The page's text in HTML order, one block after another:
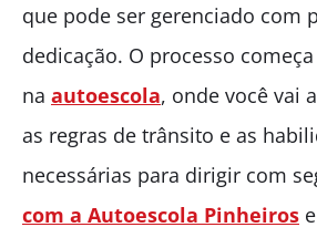
que pode ser gerenciado com
dedicação. O processo
na autoescola, onde você vai
as regras de trânsito e as
necessárias para dirigir com
com a Autoescola Pinheiros